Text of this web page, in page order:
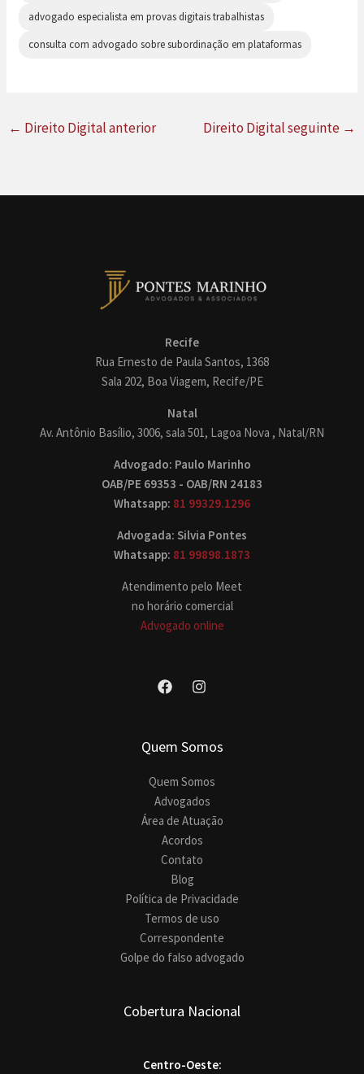
advogado especialista em provas digitais trabalhistas
consulta com advogado sobre subordinação em plataformas
← Direito Digital anterior Direito Digital seguinte →
Recife
Rua Ernesto de Paula Santos, 1368
Sala 202, Boa Viagem, Recife/PE
Natal
Av. Antônio Basílio, 3006, sala 501, Lagoa Nova , Natal/RN
Advogado: Paulo Marinho
OAB/PE 69353 - OAB/RN 24183
Whatsapp: 81 99329.1296
Advogada: Silvia Pontes
Whatsapp: 81 99898.1873
Atendimento pelo Meet
no horário comercial
Advogado online
Quem Somos
Quem Somos
Advogados
Área de Atuação
Acordos
Contato
Blog
Política de Privacidade
Termos de uso
Correspondente
Golpe do falso advogado
Cobertura Nacional
Centro-Oeste: